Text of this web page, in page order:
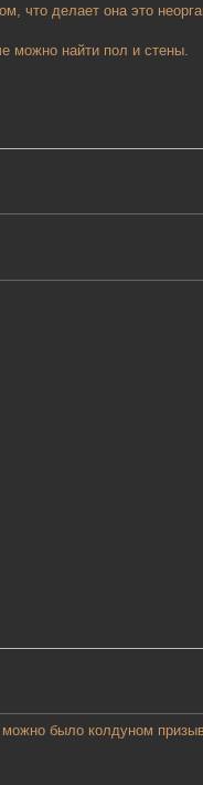
что делает она это
можно найти пол и стены.
было колдуном